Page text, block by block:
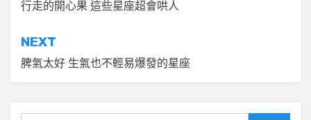
章
導
覽
行走的開心果 這些星座超會哄人
NEXT
脾氣太好 生氣也不輕易爆發的星座